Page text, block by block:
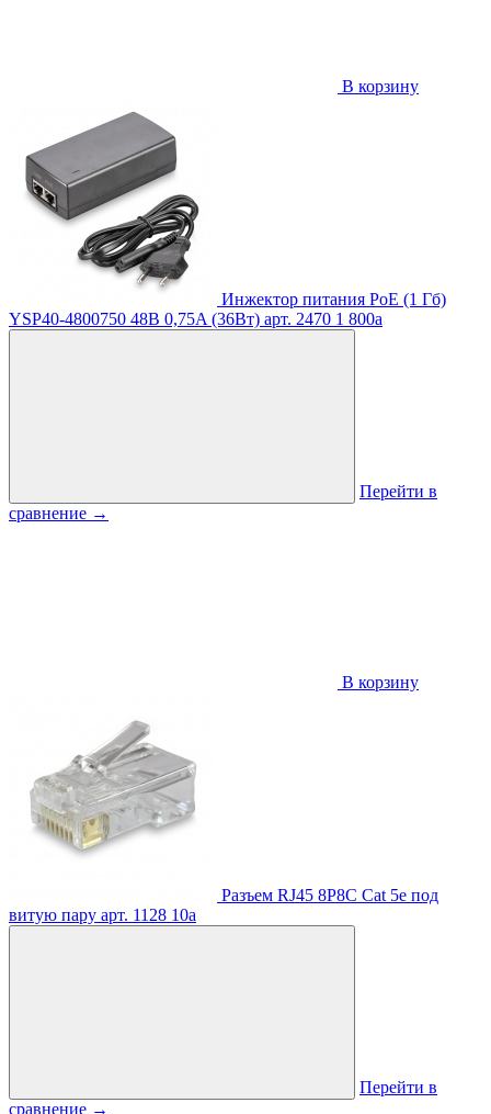
В корзину
Инжектор питания PoE (1 Гб)
YSP40-4800750 48В 0,75A (36Вт) арт. 2470 1 800a
Перейти в
сравнение →
В корзину
Разъем RJ45 8P8C Cat 5e под
витую пару арт. 1128 10a
Перейти в
сравнение →